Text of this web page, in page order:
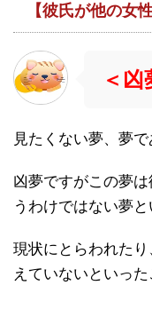
【彼氏が他の女
＜凶
見たくない夢、夢
凶夢ですがこの夢
うわけではない夢と
現状にとらわれた
えていないといった